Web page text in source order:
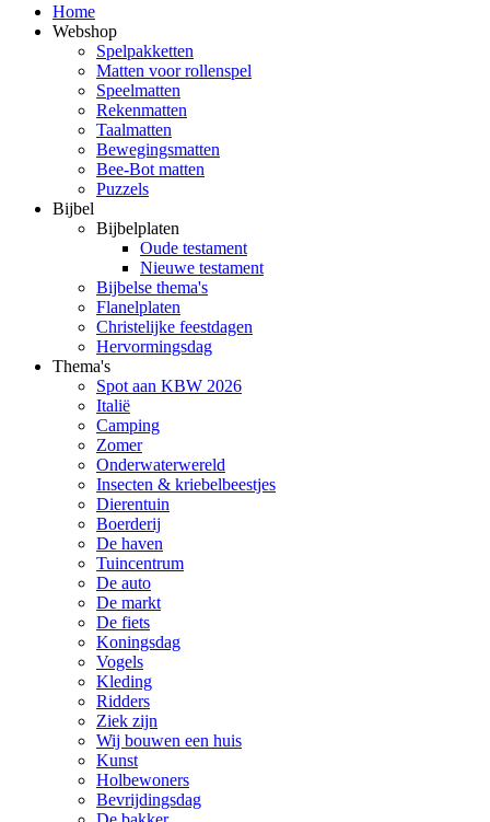
Home
Webshop
Spelpakketten
Matten voor rollenspel
Speelmatten
Rekenmatten
Taalmatten
Bewegingsmatten
Bee-Bot matten
Puzzels
Bijbel
Bijbelplaten
Oude testament
Nieuwe testament
Bijbelse thema's
Flanelplaten
Christelijke feestdagen
Hervormingsdag
Thema's
Spot aan KBW 2026
Italië
Camping
Zomer
Onderwaterwereld
Insecten & kriebelbeestjes
Dierentuin
Boerderij
De haven
Tuincentrum
De auto
De markt
De fiets
Koningsdag
Vogels
Kleding
Ridders
Ziek zijn
Wij bouwen een huis
Kunst
Holbewoners
Bevrijdingsdag